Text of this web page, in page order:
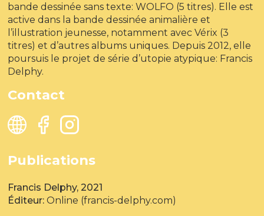
bande dessinée sans texte: WOLFO (5 titres). Elle est
active dans la bande dessinée animalière et
l’illustration jeunesse, notamment avec Vérix (3
titres) et d’autres albums uniques. Depuis 2012, elle
poursuis le projet de série d’utopie atypique: Francis
Delphy.
Contact
Publications
Francis Delphy, 2021
Éditeur: Online (francis-delphy.com)